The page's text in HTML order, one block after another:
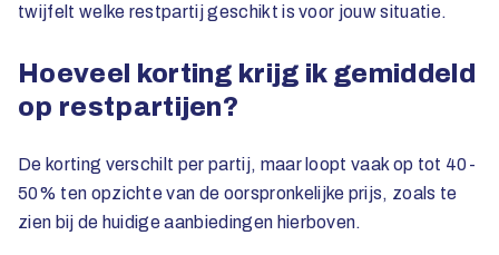
twijfelt welke restpartij geschikt is voor jouw situatie.
Hoeveel korting krijg ik gemiddeld
op restpartijen?
De korting verschilt per partij, maar loopt vaak op tot 40-
50% ten opzichte van de oorspronkelijke prijs, zoals te
zien bij de huidige aanbiedingen hierboven.